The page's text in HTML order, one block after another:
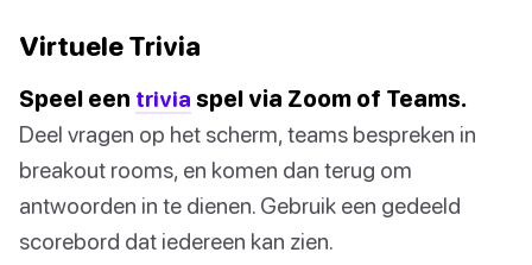
Virtuele Trivia
Speel een trivia spel via Zoom of Teams.
Deel vragen op het scherm, teams bespreken in
breakout rooms, en komen dan terug om
antwoorden in te dienen. Gebruik een gedeeld
scorebord dat iedereen kan zien.